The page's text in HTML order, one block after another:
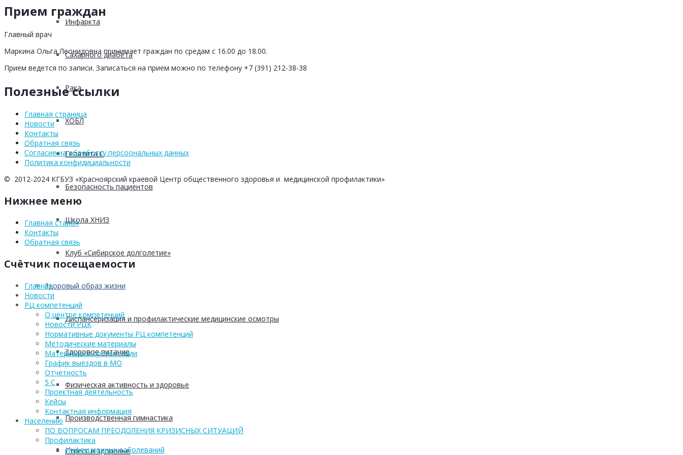
Инфаркта
Сахарного диабета
Рака
ХОБЛ
Гепатита С
Безопасность пациентов
Школа ХНИЗ
Клуб «Сибирское долголетие»
Здоровый образ жизни
Диспансеризация и профилактические медицинские осмотры
Здоровое питание
Физическая активность и здоровье
Производственная гимнастика
Стресс и здоровье
Прием граждан
Главный врач
Маркина Ольга Леонидовна принимает граждан по средам с 16.00 до 18.00.
Прием ведется по записи. Записаться на прием можно по телефону +7 (391) 212-38-38
Полезные ссылки
Главная страница
Новости
Контакты
Обратная связь
Согласие на обработку персоональных данных
Политика конфидициальности
© 2012-2024 КГБУЗ «Красноярский краевой Центр общественного здоровья и медицинской профилактики»
Нижнее меню
Главная старая
Контакты
Обратная связь
Счётчик посещаемости
Главная
Новости
РЦ компетенций
О центре компетенций
Новости РЦК
Нормативные документы РЦ компетенций
Методические материалы
Материалы и презентации
График выездов в МО
Отчетность
5 С
Проектная деятельность
Кейсы
Контактная информация
Населению
ПО ВОПРОСАМ ПРЕОДОЛЕНИЯ КРИЗИСНЫХ СИТУАЦИЙ
Профилактика
Инфекционных заболеваний